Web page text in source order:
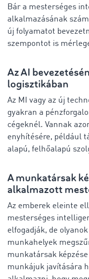
Bár a mesterséges
alkalmazásának
új folyamatot
szempontot is
Az AI
logisztikában
Az MI vagy az új
gyakran a
cégeknél. Vannak
enyhítésére, például
alapú, felhőalapú
A munkatársak
alkalmazott
Az emberek eleinte
mesterséges
elfogadják, de
munkahelyek
munkatársak
munkájuk javítására